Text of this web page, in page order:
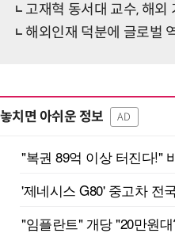
고재혁 동서대 교수, 해외
해외인재 덕분에 글로벌
놓치면 아쉬운 정보 AD